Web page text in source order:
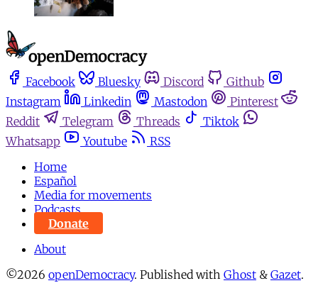
Facebook Bluesky Discord
Github
Instagram
Linkedin Mastodon
Pinterest
Reddit
Telegram Threads
Tiktok
Whatsapp
Youtube
RSS
Home
Español
Media for movements
Podcasts
Donate
About
©2026 openDemocracy. Published with Ghost & Gazet.